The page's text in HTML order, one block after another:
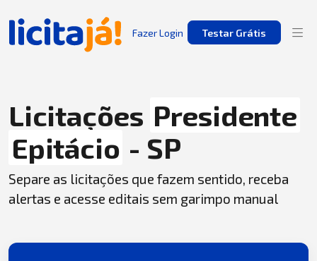
Fazer Login Testar Grátis
Licitações Presidente
Epitácio - SP
Separe as licitações que fazem sentido, receba
alertas e acesse editais sem garimpo manual